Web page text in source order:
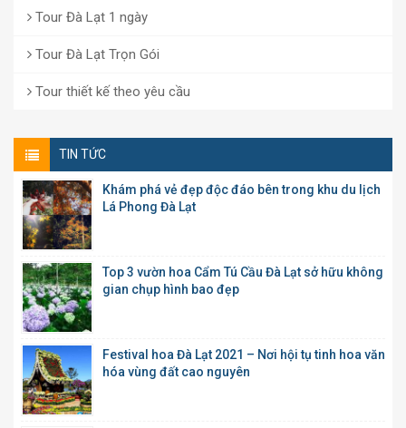
Tour Đà Lạt 1 ngày
Tour Đà Lạt Trọn Gói
Tour thiết kế theo yêu cầu
TIN TỨC
Khám phá vẻ đẹp độc đáo bên trong khu du lịch
Lá Phong Đà Lạt
Top 3 vườn hoa Cẩm Tú Cầu Đà Lạt sở hữu không
gian chụp hình bao đẹp
Festival hoa Đà Lạt 2021 – Nơi hội tụ tinh hoa văn
hóa vùng đất cao nguyên